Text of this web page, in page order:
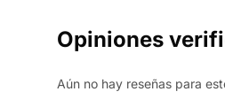
Opiniones
Aún no hay reseñas para